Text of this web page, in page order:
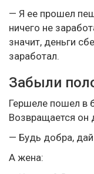
— Я ее прошел
ничего не
значит, деньги
заработал.
Забыли
Гершеле пошел в
Возвращается он
— Будь добра,
А жена: